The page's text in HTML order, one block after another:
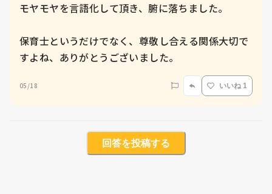
モヤモヤを言語化して頂き、腑に落ちました。
保育士というだけでなく、尊敬し合える関係大切で
すよね、ありがとうございました。
05/18 いいね 1
回答を投稿する